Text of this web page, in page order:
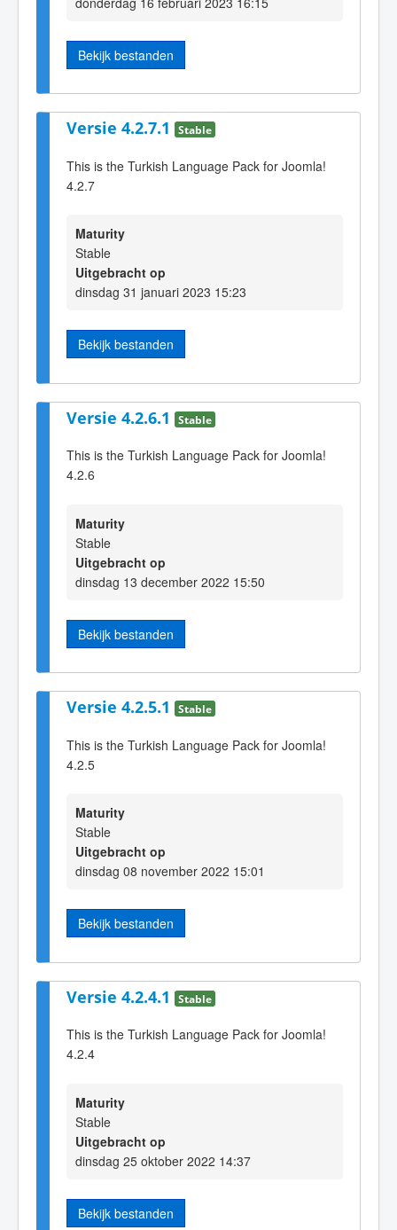
Bekijk bestanden
Versie 4.2.7.1 Stable
This is the Turkish Language Pack for Joomla!
4.2.7
Maturity
Stable
Uitgebracht op
dinsdag 31 januari 2023 15:23
Bekijk bestanden
Versie 4.2.6.1 Stable
This is the Turkish Language Pack for Joomla!
4.2.6
Maturity
Stable
Uitgebracht op
dinsdag 13 december 2022 15:50
Bekijk bestanden
Versie 4.2.5.1 Stable
This is the Turkish Language Pack for Joomla!
4.2.5
Maturity
Stable
Uitgebracht op
dinsdag 08 november 2022 15:01
Bekijk bestanden
Versie 4.2.4.1 Stable
This is the Turkish Language Pack for Joomla!
4.2.4
Maturity
Stable
Uitgebracht op
dinsdag 25 oktober 2022 14:37
Bekijk bestanden